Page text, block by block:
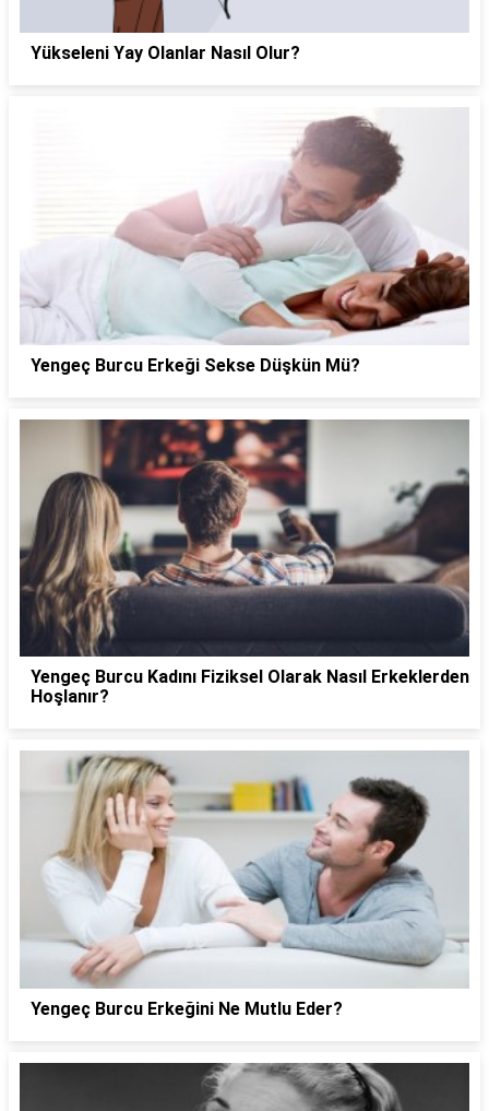
Yükseleni Yay Olanlar Nasıl Olur?
Yengeç Burcu Erkeği Sekse Düşkün Mü?
Yengeç Burcu Kadını Fiziksel Olarak Nasıl Erkeklerden
Hoşlanır?
Yengeç Burcu Erkeğini Ne Mutlu Eder?